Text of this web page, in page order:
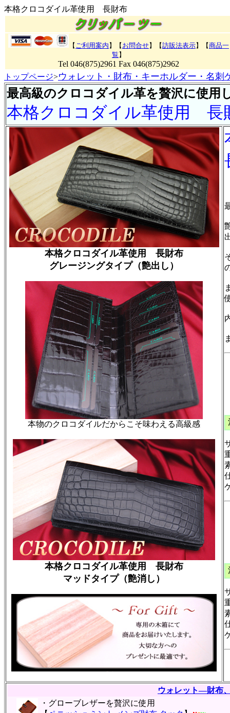
本格クロコダイル革使用 長財布
【 ご利用案内 】【 お問合せ】【訪販法表示】 【商品一
覧 】
Tel 046(875)2961 Fax 046(875)2962
トップページ>ウォレット・財布・キーホルダー・名刺
最高級のクロコダイル革を贅沢に使用
本格クロコダイル革使用 長
本格クロコダイル革使用 長財布
グレージングタイプ（艶出し）
本物のクロコダイルだからこそ味わえる高級感
本格クロコダイル革使用 長財布
マッドタイプ（艶消し）
ウォレット―財布
・グローブレザーを贅沢に使用